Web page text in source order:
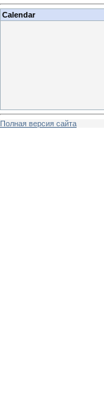
Calendar
Полная версия сайта